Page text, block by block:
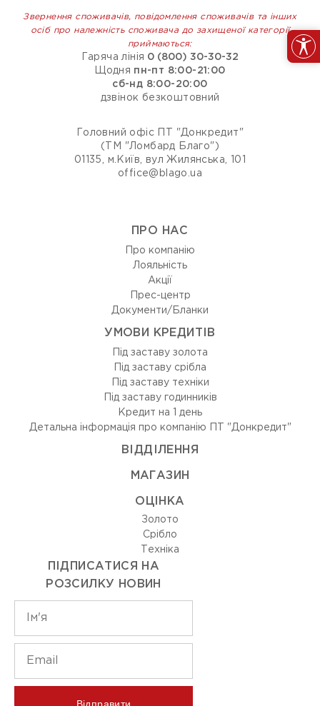
Звернення споживачів, повідомлення споживачів та інших
осіб про належність споживача до захищеної категорії
приймаються:
Гаряча лінія 0 (800) 30-30-32
Щодня пн-пт 8:00-21:00
сб-нд 8:00-20:00
дзвінок безкоштовний
Головний офіс ПТ "Донкредит"
(ТМ "Ломбард Благо")
01135, м.Київ, вул Жилянська, 101
office@blago.ua
ПРО НАС
Про компанію
Лояльність
Акції
Прес-центр
Документи/Бланки
УМОВИ КРЕДИТІВ
Під заставу золота
Під заставу срібла
Під заставу техніки
Під заставу годинників
Кредит на 1 день
Детальна інформація про компанію ПТ "Донкредит"
ВIДДIЛЕННЯ
МАГАЗИН
ОЦIНКА
Золото
Срiбло
Технiка
ПІДПИСАТИСЯ НА
РОЗСИЛКУ НОВИН